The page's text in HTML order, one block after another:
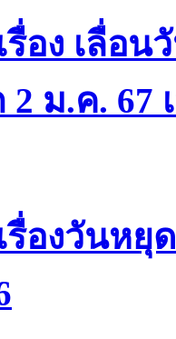
รื่อง เลื่อ
2 ม.ค. 67
รื่องวันหยุ